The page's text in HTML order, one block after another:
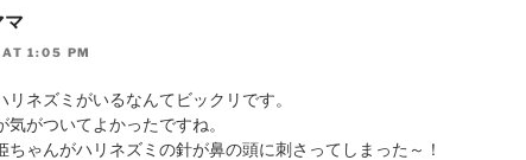
1:05 PM
リネズミがいるなんてビックリです。
気がついてよかったですね。
ちゃんがハリネズミの針が鼻の頭に刺さってしまった～！